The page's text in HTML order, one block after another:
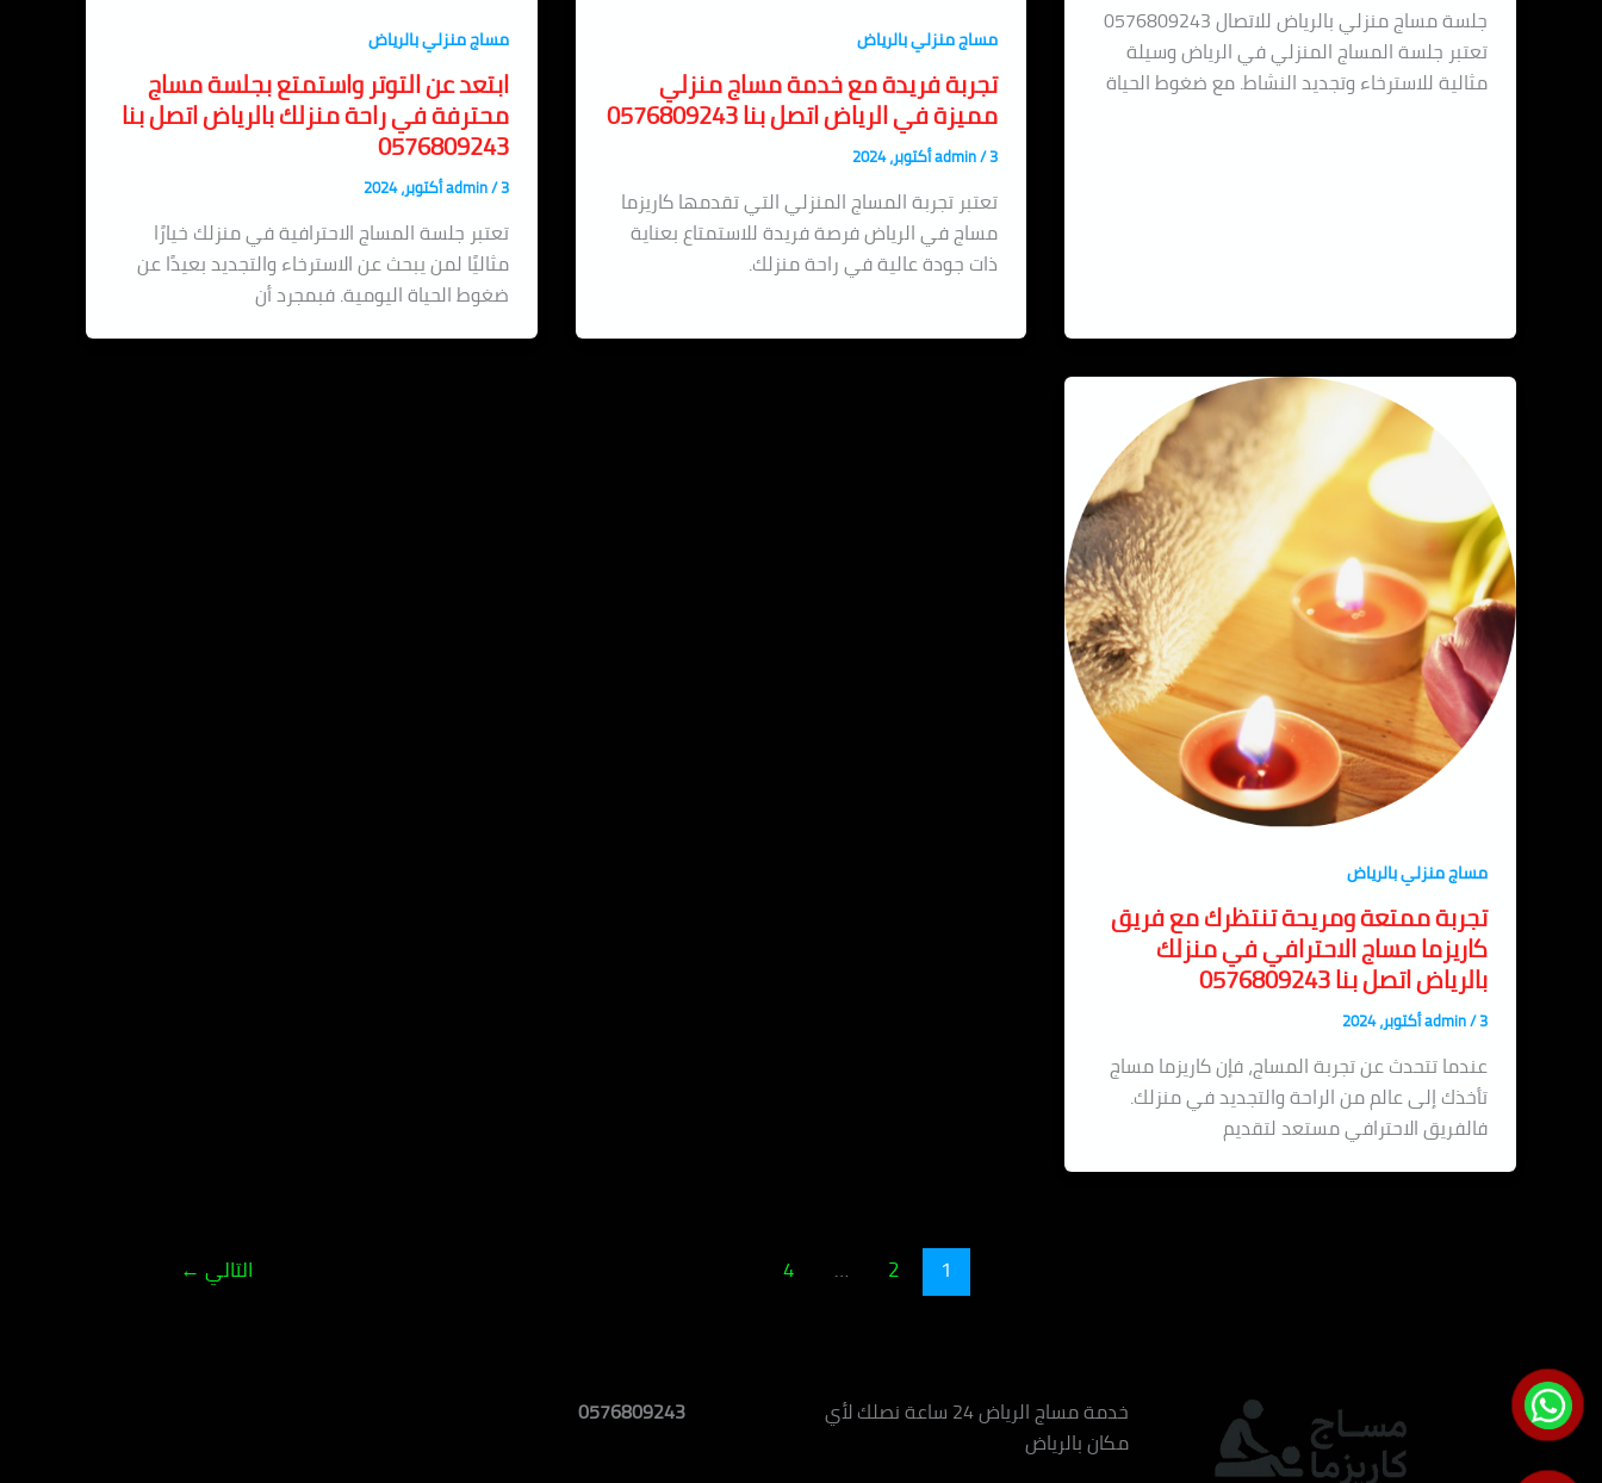
جلسة مساج منزلي بالرياض للاتصال 0576809243
تعتبر جلسة المساج المنزلي في الرياض وسيلة
مثالية للاسترخاء وتجديد النشاط. مع ضغوط الحياة
مساج منزلي بالرياض
تجربة فريدة مع خدمة مساج منزلي
مميزة في الرياض اتصل بنا 0576809243
admin/3 أكتوبر، 2024
تعتبر تجربة المساج المنزلي التي تقدمها كاريزما
مساج في الرياض فرصة فريدة للاستمتاع بعناية
ذات جودة عالية في راحة منزلك.
مساج منزلي بالرياض
ابتعد عن التوتر واستمتع بجلسة مساج
محترفة في راحة منزلك بالرياض اتصل بنا
0576809243
admin/3 أكتوبر، 2024
تعتبر جلسة المساج الاحترافية في منزلك خيارًا
مثاليًا لمن يبحث عن الاسترخاء والتجديد بعيدًا عن
ضغوط الحياة اليومية. فبمجرد أن
مساج منزلي بالرياض
تجربة ممتعة ومريحة تنتظرك مع فريق
كاريزما مساج الاحترافي في منزلك
بالرياض اتصل بنا 0576809243
admin/3 أكتوبر، 2024
عندما تتحدث عن تجربة المساج، فإن كاريزما مساج
تأخذك إلى عالم من الراحة والتجديد في منزلك.
فالفريق الاحترافي مستعد لتقديم
1
2
…
4 التالي ←
خدمة مساج الرياض 24 ساعة نصلك لأي
مكان بالرياض
0576809243